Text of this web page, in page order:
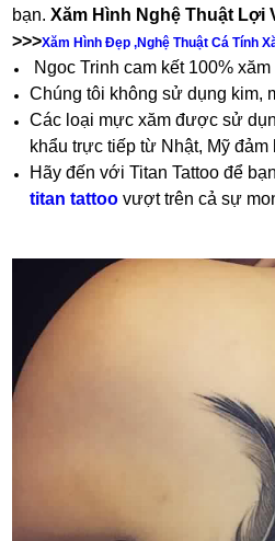
bạn.Xăm Hình Nghệ Thuật Lợi
>>>Xăm Hình Đẹp ,Nghệ Thuật Cá Tính
Ngoc Trinh cam kết 100%
Chúng tôi không sử dụng kim,
Các loại mực xăm được sử
khẩu trực tiếp từ Nhật, Mỹ
Hãy đến với Titan Tattoo để
titan tattoo vượt trên cả sự